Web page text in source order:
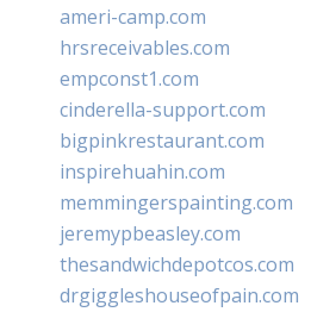
ameri-camp.com
hrsreceivables.com
empconst1.com
cinderella-support.com
bigpinkrestaurant.com
inspirehuahin.com
memmingerspainting.com
jeremypbeasley.com
thesandwichdepotcos.com
drgiggleshouseofpain.com